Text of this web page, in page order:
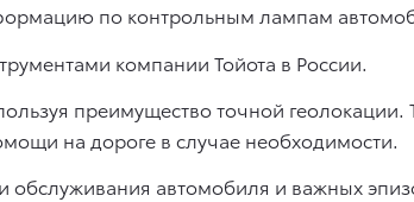
по контрольным лампам
компании Тойота в России.
преимущество точной
на дороге в случае необходимости.
автомобиля и важных